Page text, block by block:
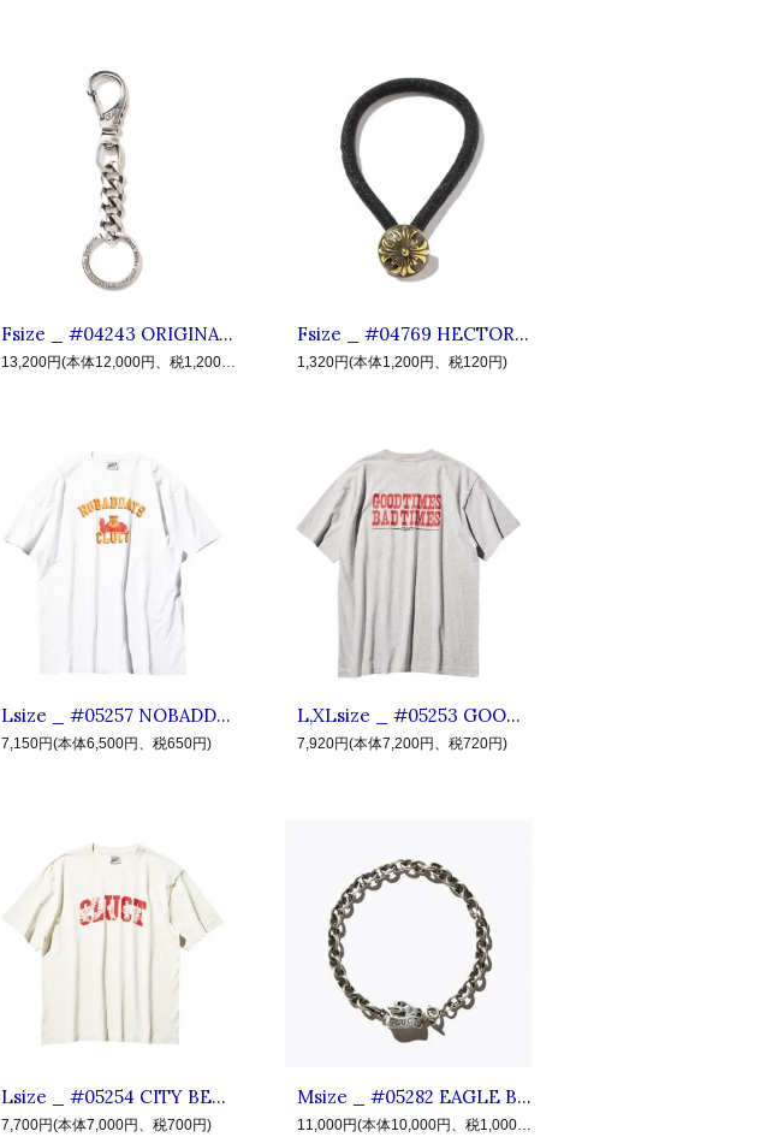
Fsize _ #04243 ORIGINAL KEY RING ◆ CLUCT クラクト : ブラス キーチェーン Silver
13,200円(本体12,000円、税1,200円)
Fsize _ #04769 HECTOR CONCHO ◆ CLUCT クラクト : コンチョヘアゴム,髪留め Antique
1,320円(本体1,200円、税120円)
Lsize _ #05257 NOBADDAYS SS TEE ◆ CLUCT クラクト : 半袖ノーバッドデイズTシャツ White
7,150円(本体6,500円、税650円)
L,XLsize _ #05253 GOODTIME BADTIME SS POCKET TEE ◆ CLUCT クラクト : 半袖メッセージポケットTシャツ Ash
7,920円(本体7,200円、税720円)
Lsize _ #05254 CITY BEATS SS TEE ◆ CLUCT クラクト : 半袖リトルデビルTシャツ Fade White
7,700円(本体7,000円、税700円)
Msize _ #05282 EAGLE BRACELET ◆ CLUCT クラクト : 真鍮イーグルチェーンブレスレット Silver
11,000円(本体10,000円、税1,000円)